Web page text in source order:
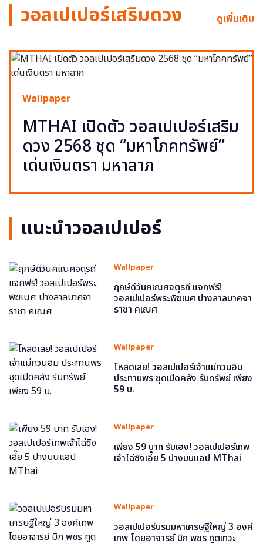
วอลเปเปอร์เสริมดวง ดูเพิ่มเติม
Wallpaper
MTHAI เปิดตัว วอลเปเปอร์เสริม
ดวง 2568 ชุด “มหาโภคทรัพย์”
เด่นเงินตรา มหาลาภ
แนะนำวอลเปเปอร์
Wallpaper
ฤกษ์ดีวันคเณศจตุรถี แจกฟรี!
วอลเปเปอร์พระพิฆเนศ ปางลาลบาคจา
ราชา คเณศ
Wallpaper
โหลดเลย! วอลเปเปอร์เจ้าแม่กวนอิม
ประทานพร ชุดเปิดคลัง รับทรัพย์ เพียง
59 บ.
Wallpaper
เพียง 59 บาท รับเฮง! วอลเปเปอร์เทพ
เจ้าไฉ่ซิงเอี๊ย 5 ปางบนแอป MThai
Wallpaper
วอลเปเปอร์บรมมหาเศรษฐีใหญ่ 3 องค์
เทพ โดยอาจารย์ มิก พชร ทูตเทวะ